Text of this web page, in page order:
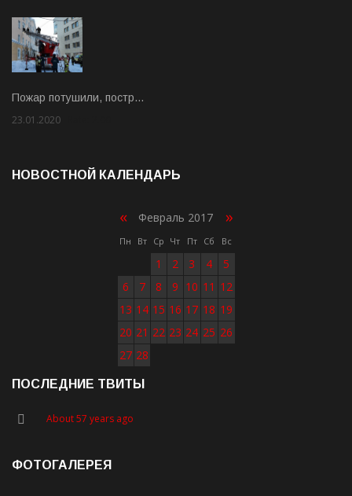
Пожар потушили, постр…
23.01.2020
НОВОСТНОЙ КАЛЕНДАРЬ
« Февраль 2017 »
Пн Вт Ср Чт Пт Сб Вс
1 2 3 4
5
6
7 8 9 10 11 12
13 14 15 16 17 18 19
20 21 22 23 24 25 26
27 28
ПОСЛЕДНИЕ ТВИТЫ
About 57 years ago
ФОТОГАЛЕРЕЯ